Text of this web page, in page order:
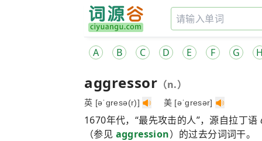
A B C D E F G H
aggressor （n.）
英 [əˈɡresə(r)] 美 [əˈɡresər]
1670年代，“最先攻击的人”，源自拉丁语
（参见 aggression）的过去分词词干。